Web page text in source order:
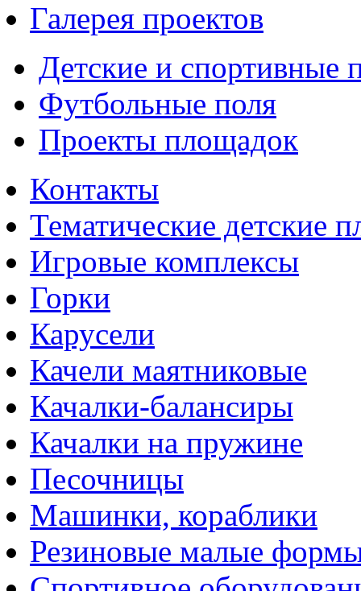
Галерея проектов
Детские и спортивные
Футбольные поля
Проекты площадок
Контакты
Тематические детские
Игровые комплексы
Горки
Карусели
Качели маятниковые
Качалки-балансиры
Качалки на пружине
Песочницы
Машинки, кораблики
Резиновые малые